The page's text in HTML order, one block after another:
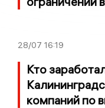
28/07 16:19
Кто
компаний по